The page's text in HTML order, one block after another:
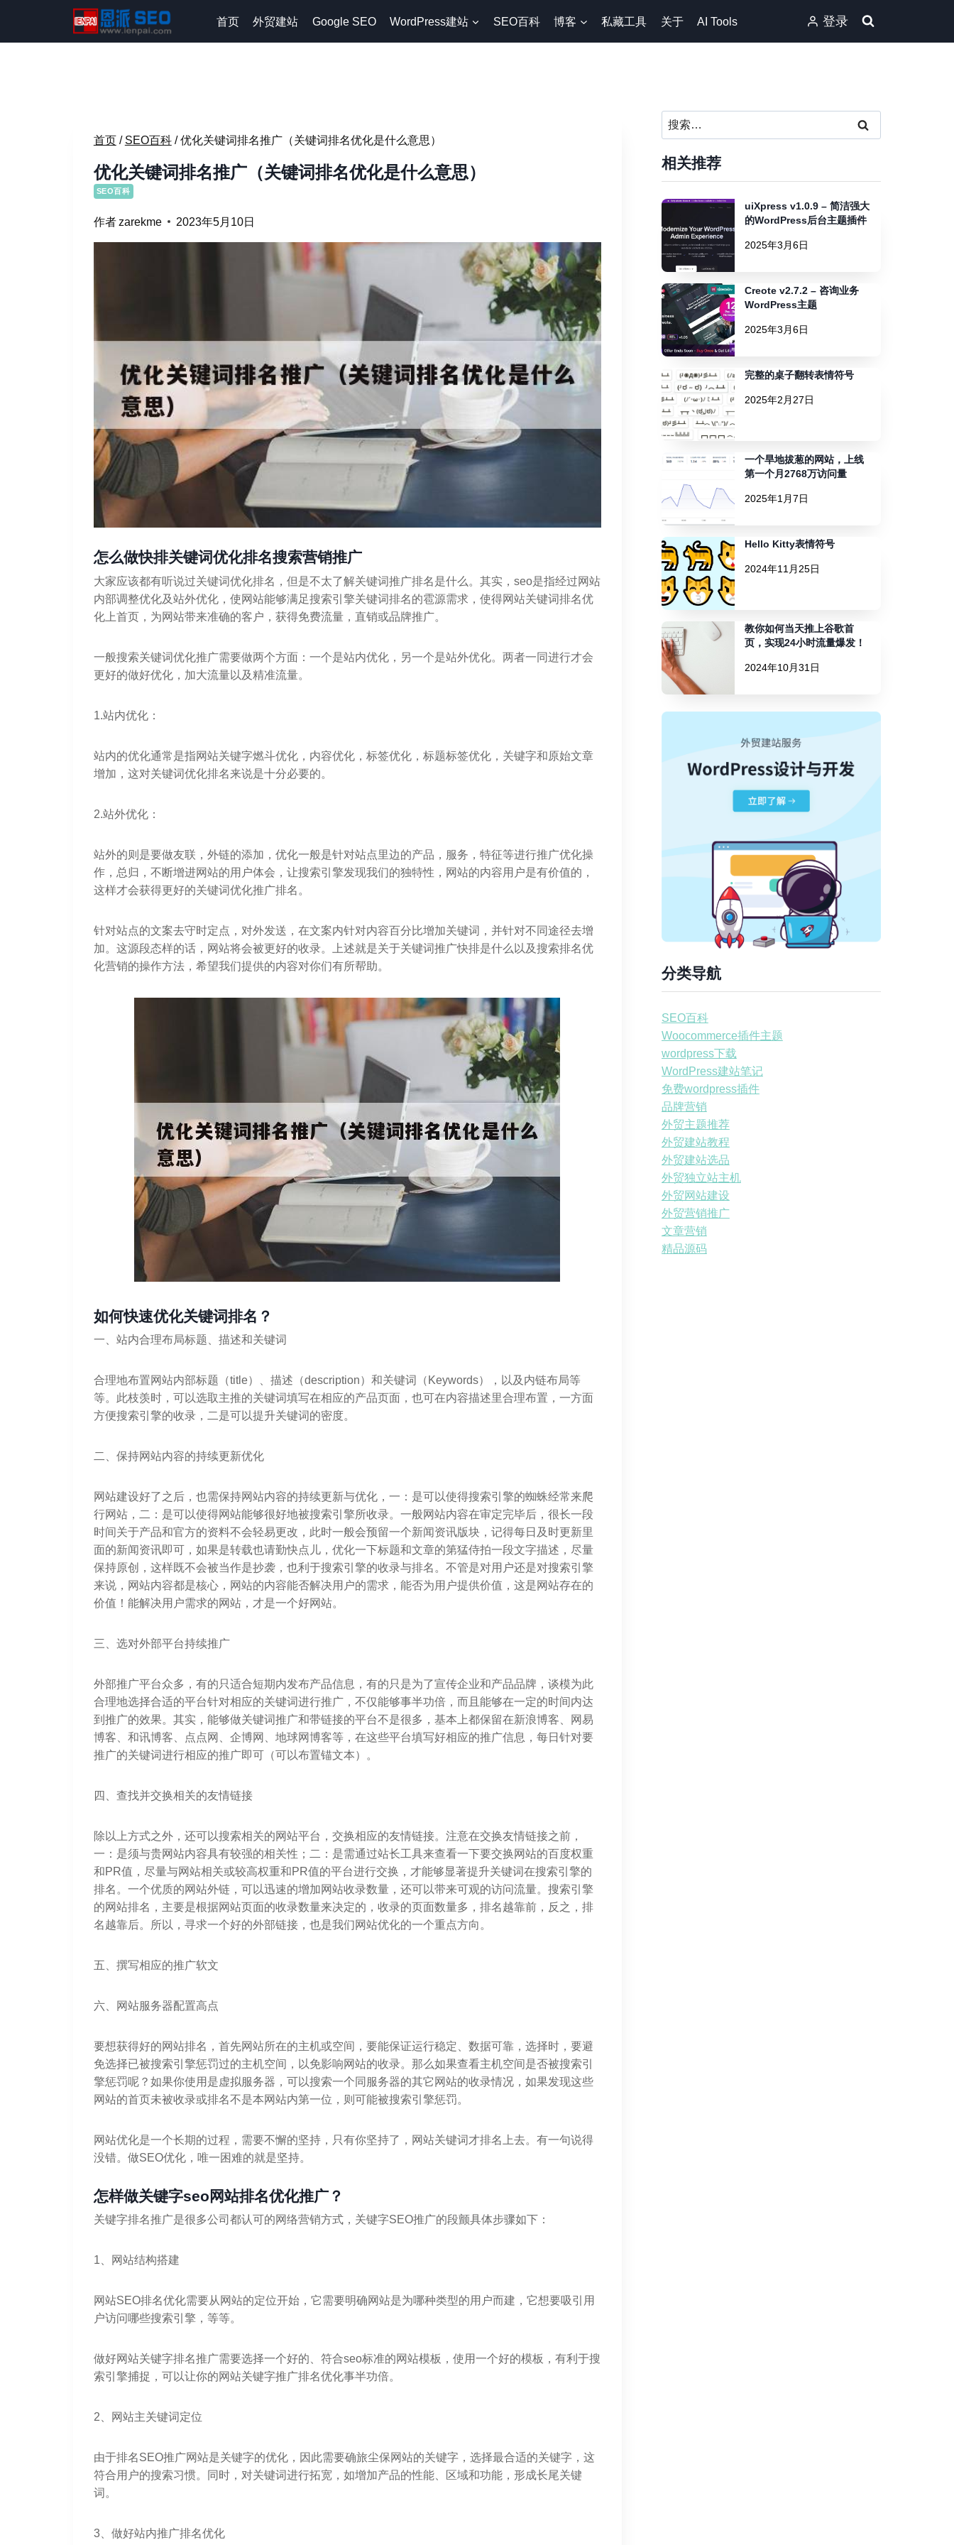
内
首页 外贸建站 Google SEO WordPress建站 SEO百科 博客 私藏工具 关于 AI Tools 登录
首页 / SEO百科 / 优化关键词排名推广（关键词排名优化是什么意思）
优化关键词排名推广（关键词排名优化是什么意思）
SEO百科
作者zarekme 2023年5月10日
怎么做快排关键词优化排名搜索营销推广
大家应该都有听说过关键词优化排名，但是不太了解关键词推广排名是什么。其实，seo是指经过网站
内部调整优化及站外优化，使网站能够满足搜索引擎关键词排名的雹源需求，使得网站关键词排名优
化上首页，为网站带来准确的客户，获得免费流量，直销或品牌推广。
一般搜索关键词优化推广需要做两个方面：一个是站内优化，另一个是站外优化。两者一同进行才会
更好的做好优化，加大流量以及精准流量。
1.站内优化：
站内的优化通常是指网站关键字燃斗优化，内容优化，标签优化，标题标签优化，关键字和原始文章
增加，这对关键词优化排名来说是十分必要的。
2.站外优化：
站外的则是要做友联，外链的添加，优化一般是针对站点里边的产品，服务，特征等进行推广优化操
作，总归，不断增进网站的用户体会，让搜索引擎发现我们的独特性，网站的内容用户是有价值的，
这样才会获得更好的关键词优化推广排名。
针对站点的文案去守时定点，对外发送，在文案内针对内容百分比增加关键词，并针对不同途径去增
加。这源段态样的话，网站将会被更好的收录。上述就是关于关键词推广快排是什么以及搜索排名优
化营销的操作方法，希望我们提供的内容对你们有所帮助。
如何快速优化关键词排名？
一、站内合理布局标题、描述和关键词
合理地布置网站内部标题（title）、描述（description）和关键词（Keywords），以及内链布局等
等。此枝羡时，可以选取主推的关键词填写在相应的产品页面，也可在内容描述里合理布置，一方面
方便搜索引擎的收录，二是可以提升关键词的密度。
二、保持网站内容的持续更新优化
网站建设好了之后，也需保持网站内容的持续更新与优化，一：是可以使得搜索引擎的蜘蛛经常来爬
行网站，二：是可以使得网站能够很好地被搜索引擎所收录。一般网站内容在审定完毕后，很长一段
时间关于产品和官方的资料不会轻易更改，此时一般会预留一个新闻资讯版块，记得每日及时更新里
面的新闻资讯即可，如果是转载也请勤快点儿，优化一下标题和文章的第猛侍拍一段文字描述，尽量
保持原创，这样既不会被当作是抄袭，也利于搜索引擎的收录与排名。不管是对用户还是对搜索引擎
来说，网站内容都是核心，网站的内容能否解决用户的需求，能否为用户提供价值，这是网站存在的
价值！能解决用户需求的网站，才是一个好网站。
三、选对外部平台持续推广
外部推广平台众多，有的只适合短期内发布产品信息，有的只是为了宣传企业和产品品牌，谈模为此
合理地选择合适的平台针对相应的关键词进行推广，不仅能够事半功倍，而且能够在一定的时间内达
到推广的效果。其实，能够做关键词推广和带链接的平台不是很多，基本上都保留在新浪博客、网易
博客、和讯博客、点点网、企博网、地球网博客等，在这些平台填写好相应的推广信息，每日针对要
推广的关键词进行相应的推广即可（可以布置锚文本）。
四、查找并交换相关的友情链接
除以上方式之外，还可以搜索相关的网站平台，交换相应的友情链接。注意在交换友情链接之前，
一：是须与贵网站内容具有较强的相关性；二：是需通过站长工具来查看一下要交换网站的百度权重
和PR值，尽量与网站相关或较高权重和PR值的平台进行交换，才能够显著提升关键词在搜索引擎的
排名。一个优质的网站外链，可以迅速的增加网站收录数量，还可以带来可观的访问流量。搜索引擎
的网站排名，主要是根据网站页面的收录数量来决定的，收录的页面数量多，排名越靠前，反之，排
名越靠后。所以，寻求一个好的外部链接，也是我们网站优化的一个重点方向。
五、撰写相应的推广软文
六、网站服务器配置高点
要想获得好的网站排名，首先网站所在的主机或空间，要能保证运行稳定、数据可靠，选择时，要避
免选择已被搜索引擎惩罚过的主机空间，以免影响网站的收录。那么如果查看主机空间是否被搜索引
擎惩罚呢？如果你使用是虚拟服务器，可以搜索一个同服务器的其它网站的收录情况，如果发现这些
网站的首页未被收录或排名不是本网站内第一位，则可能被搜索引擎惩罚。
网站优化是一个长期的过程，需要不懈的坚持，只有你坚持了，网站关键词才排名上去。有一句说得
没错。做SEO优化，唯一困难的就是坚持。
怎样做关键字seo网站排名优化推广？
关键字排名推广是很多公司都认可的网络营销方式，关键字SEO推广的段颤具体步骤如下：
1、网站结构搭建
网站SEO排名优化需要从网站的定位开始，它需要明确网站是为哪种类型的用户而建，它想要吸引用
户访问哪些搜索引擎，等等。
做好网站关键字排名推广需要选择一个好的、符合seo标准的网站模板，使用一个好的模板，有利于搜
索引擎捕捉，可以让你的网站关键字推广排名优化事半功倍。
2、网站主关键词定位
由于排名SEO推广网站是关键字的优化，因此需要确旅尘保网站的关键字，选择最合适的关键字，这
符合用户的搜索习惯。同时，对关键词进行拓宽，如增加产品的性能、区域和功能，形成长尾关键
词。
3、做好站内推广排名优化
搜
索：
相关推荐
uiXpress v1.0.9 – 简洁强大
的WordPress后台主题插件
2025年3月6日
Creote v2.7.2 – 咨询业务
WordPress主题
2025年3月6日
完整的桌子翻转表情符号
2025年2月27日
一个旱地拔葱的网站，上线
第一个月2768万访问量
2025年1月7日
Hello Kitty表情符号
2024年11月25日
教你如何当天推上谷歌首
页，实现24小时流量爆发！
2024年10月31日
分类导航
SEO百科
Woocommerce插件主题
wordpress下载
WordPress建站笔记
免费wordpress插件
品牌营销
外贸主题推荐
外贸建站教程
外贸建站选品
外贸独立站主机
外贸网站建设
外贸营销推广
文章营销
精品源码